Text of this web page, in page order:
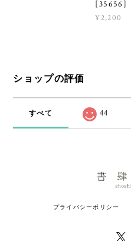
[35656]
¥2,200
ショップの評価
すべて 44
プライバシーポリシー